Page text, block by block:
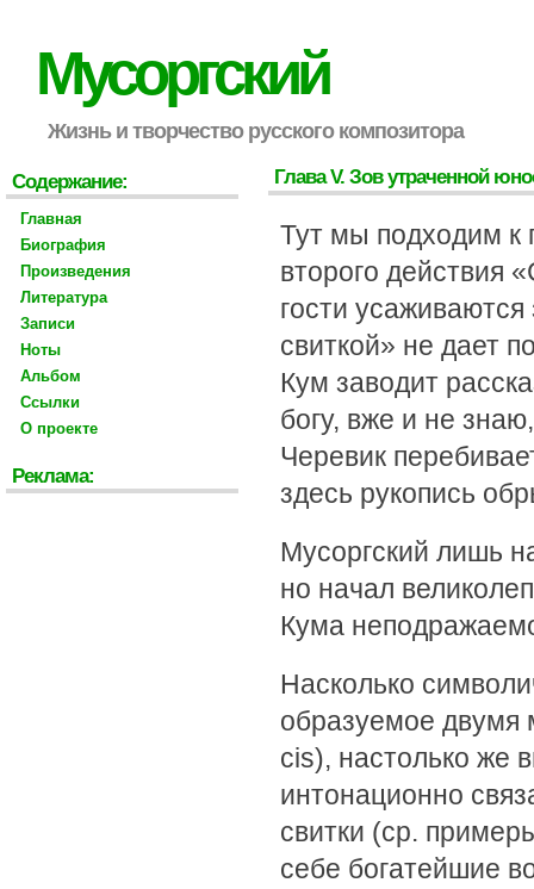
Мусоргский
Жизнь и творчество русского композитора
Глава V. Зов утраченной
Тут мы подходим к
второго действия
гости
свиткой» не дает
Кум заводит
богу, вже и не
Черевик
здесь рукопись
Мусоргский лишь
но начал
Кума
Насколько
образуемое
cis), настолько же
интонационно
свитки (ср.
себе богатейшие
Содержание:
Главная
Биография
Произведения
Литература
Записи
Ноты
Альбом
Ссылки
О проекте
Реклама: